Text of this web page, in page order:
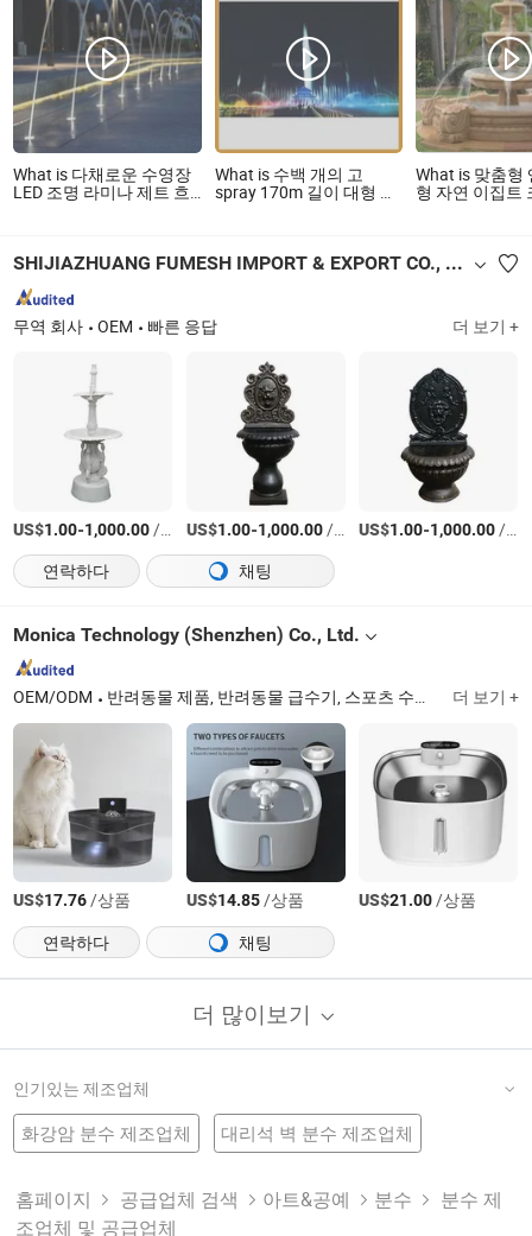
What is 다채로운 수영장
LED 조명 라미나 제트 흐
What is 수백 개의 고
spray 170m 길이 대형 음
What is 맞춤형
형 자연 이집트
수
SHIJIAZHUANG FUMESH IMPORT & EXPORT CO., LTD.
무역 회사 OEM 빠른 응답 더 보기 +
US$1.00-1,000.00/상품 US$1.00-1,000.00/상품 US$1.00-1,000.00/상품
연락하다
채팅
Monica Technology (Shenzhen) Co., Ltd.
OEM/ODM 반려동물 제품, 반려동물 급수기, 스포츠 수리 제품, 미용 기기, 반려동물 일상 필수품, 전기 자극 제품, 야외 스포츠 제품, 광선 치료 미용 제품, 운동 회복 제품, 광선 치료 스포츠 재활 제품 더 보기 +
US$17.76/상품 US$14.85/상품 US$21.00/상품
연락하다
채팅
더 많이보기
인기있는 제조업체
화강암 분수 제조업체 대리석 벽 분수 제조업체
수영장 분수 공장
분수 세트
홈페이지 공급업체 검색 아트&공예 분수
분수 제
조업체 및 공급업체